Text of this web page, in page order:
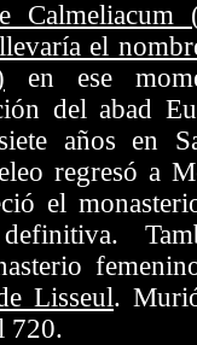
Calmeliacum
el
en ese
del abad
años en
regresó a
el
Lisseul.
720.